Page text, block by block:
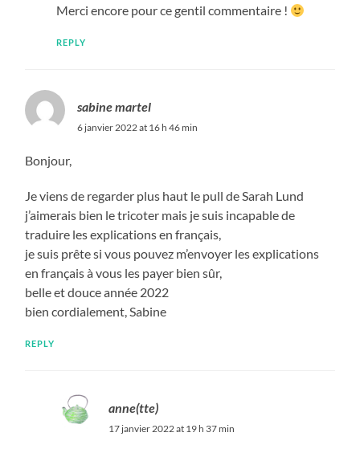
Merci encore pour ce gentil commentaire !
REPLY
sabine martel
6 janvier 2022 at 16 h 46 min
Bonjour,
Je viens de regarder plus haut le pull de Sarah Lund
j’aimerais bien le tricoter mais je suis incapable de
traduire les explications en français,
je suis prête si vous pouvez m’envoyer les explications
en français à vous les payer bien sûr,
belle et douce année 2022
bien cordialement, Sabine
REPLY
anne(tte)
17 janvier 2022 at 19 h 37 min